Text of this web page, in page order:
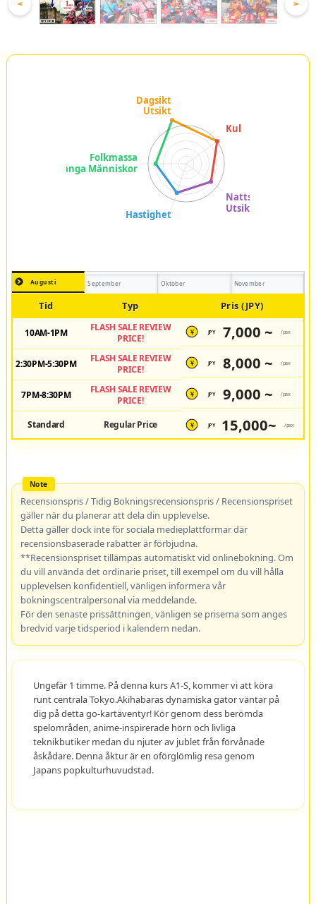
< >
Augusti September Oktober November
Tid Typ Pris (JPY)
10AM-1PM
FLASH SALE REVIEW
PRICE!
¥ JPY 7,000 ~ /pax
2:30PM-5:30PM
FLASH SALE REVIEW
PRICE!
¥ JPY 8,000 ~ /pax
7PM-8:30PM
FLASH SALE REVIEW
PRICE!
¥ JPY 9,000 ~ /pax
Standard Regular Price ¥ JPY 15,000~ /pax
Recensionspris / Tidig Bokningsrecensionspris / Recensionspriset
gäller när du planerar att dela din upplevelse.
Detta gäller dock inte för sociala medieplattformar där
recensionsbaserade rabatter är förbjudna.
**Recensionspriset tillämpas automatiskt vid onlinebokning. Om
du vill använda det ordinarie priset, till exempel om du vill hålla
upplevelsen konfidentiell, vänligen informera vår
bokningscentralpersonal via meddelande.
För den senaste prissättningen, vänligen se priserna som anges
bredvid varje tidsperiod i kalendern nedan.
Ungefär 1 timme. På denna kurs A1-S, kommer vi att köra
runt centrala Tokyo.Akihabaras dynamiska gator väntar på
dig på detta go-kartäventyr! Kör genom dess berömda
spelområden, anime-inspirerade hörn och livliga
teknikbutiker medan du njuter av jublet från förvånade
åskådare. Denna åktur är en oförglömlig resa genom
Japans popkulturhuvudstad.